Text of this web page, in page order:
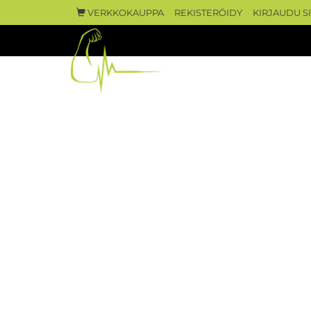
VERKKOKAUPPA REKISTERÖIDY KIRJAUDU